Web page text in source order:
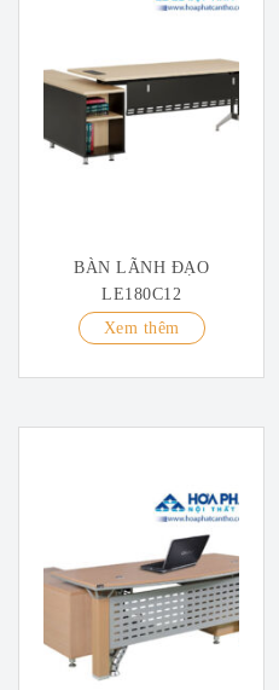
BÀN LÃNH ĐẠO
LE180C12
Xem thêm